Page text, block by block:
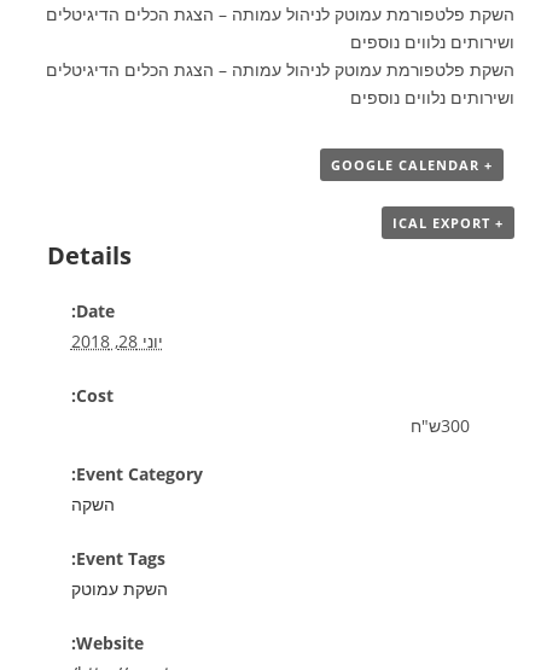
השקת פלטפורמת עמוטק לניהול עמותה – הצגת הכלים הדיגיטלים
ושירותים נלווים נוספים
השקת פלטפורמת עמוטק לניהול עמותה – הצגת הכלים הדיגיטלים
ושירותים נלווים נוספים
+ GOOGLE CALENDAR
+ ICAL EXPORT
Details
Date:
יוני 28, 2018
Cost:
300ש"ח
Event Category:
השקה
Event Tags:
השקת עמוטק
Website: